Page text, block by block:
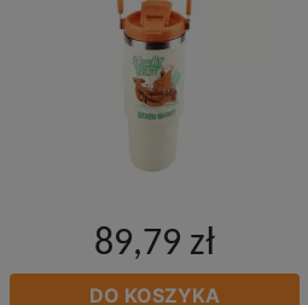
89,79 zł
DO KOSZYKA